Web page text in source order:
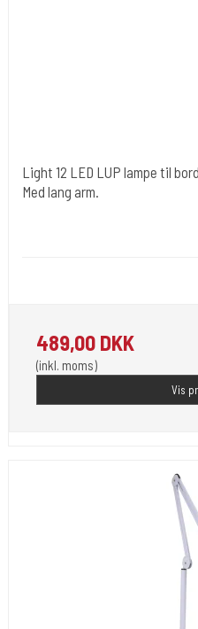
Light 12 LED LUP lampe til
Med lang arm.
489,00 DKK
(inkl. moms)
Vis